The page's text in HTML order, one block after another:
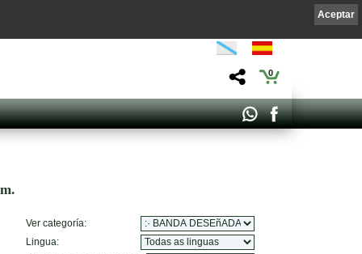
0
Ver categoría:
Lingua:
Aceptar